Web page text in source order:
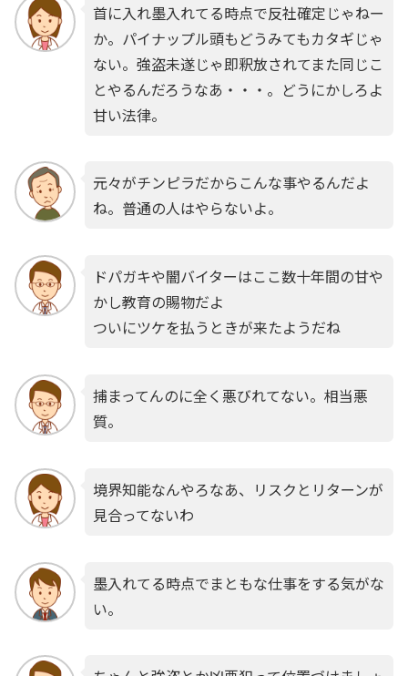
首に入れ墨入れてる時点で反社確定じゃねー
か。パイナップル頭もどうみてもカタギじゃ
ない。強盗未遂じゃ即釈放されてまた同じこ
とやるんだろうなあ・・・。どうにかしろよ
甘い法律。
元々がチンピラだからこんな事やるんだよ
ね。普通の人はやらないよ。
ドパガキや闇バイターはここ数十年間の甘や
かし教育の賜物だよ
ついにツケを払うときが来たようだね
捕まってんのに全く悪びれてない。相当悪
質。
境界知能なんやろなあ、リスクとリターンが
見合ってないわ
墨入れてる時点でまともな仕事をする気がな
い。